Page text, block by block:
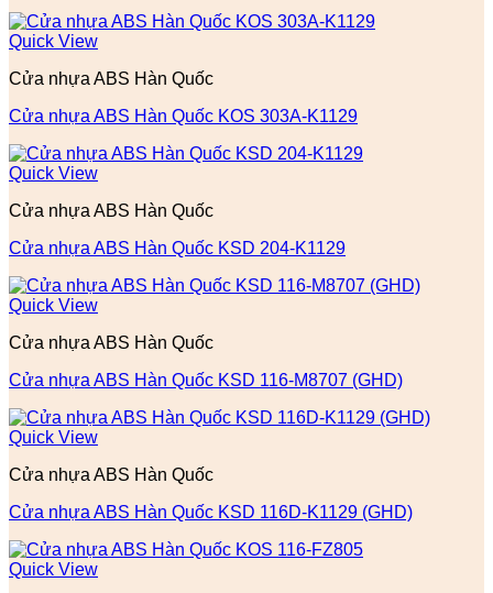
Quick View
Cửa nhựa ABS Hàn Quốc
Cửa nhựa ABS Hàn Quốc KOS 303A-K1129
Quick View
Cửa nhựa ABS Hàn Quốc
Cửa nhựa ABS Hàn Quốc KSD 204-K1129
Quick View
Cửa nhựa ABS Hàn Quốc
Cửa nhựa ABS Hàn Quốc KSD 116-M8707 (GHD)
Quick View
Cửa nhựa ABS Hàn Quốc
Cửa nhựa ABS Hàn Quốc KSD 116D-K1129 (GHD)
Quick View